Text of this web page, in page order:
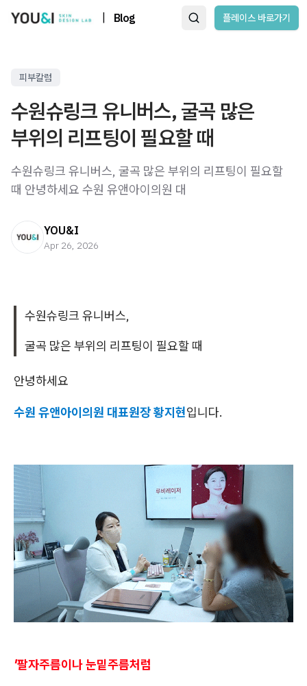
Blog 플레이스 바로가기
피부칼럼
수원슈링크 유니버스, 굴곡 많은
부위의 리프팅이 필요할 때
수원슈링크 유니버스, 굴곡 많은 부위의 리프팅이 필요할
때 안녕하세요 수원 유앤아이의원 대
YOU&I
Apr 26, 2026
수원슈링크 유니버스,
굴곡 많은 부위의 리프팅이 필요할 때
안녕하세요
수원 유앤아이의원 대표원장 황지현입니다.
'팔자주름이나 눈밑주름처럼